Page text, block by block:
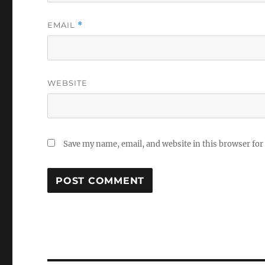
EMAIL *
WEBSITE
Save my name, email, and website in this browser